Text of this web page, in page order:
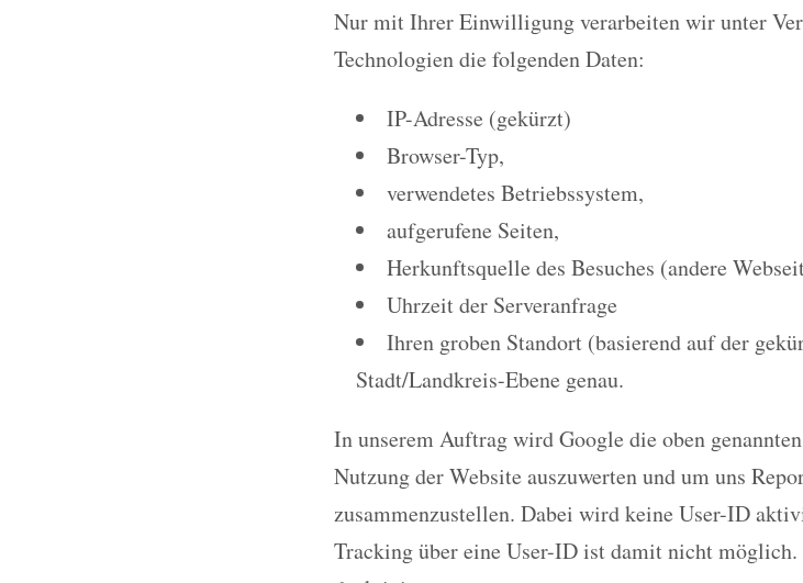
Nur mit Ihrer Einwilligung verarbeiten wir unter
Technologien die folgenden Daten:
IP-Adresse (gekürzt)
Browser-Typ,
verwendetes Betriebssystem,
aufgerufene Seiten,
Herkunftsquelle des Besuches (andere
Uhrzeit der Serveranfrage
Ihren groben Standort (basierend auf der
Stadt/Landkreis-Ebene genau.
In unserem Auftrag wird Google die oben
Nutzung der Website auszuwerten und um uns
zusammenzustellen. Dabei wird keine User-ID
Tracking über eine User-ID ist damit nicht